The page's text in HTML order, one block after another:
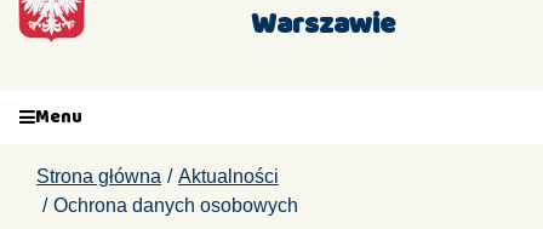
Warszawie
Menu
Strona główna
Aktualności
Ochrona danych osobowych